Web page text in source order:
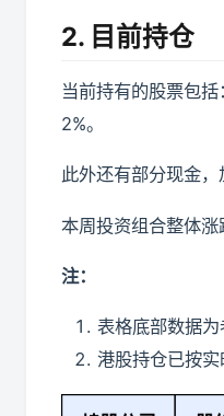
2. 目前持仓
当前持有的股票包
2%。
此外还有部分现金
本周投资组合整体涨
注：
表格底部数据为
港股持仓已按实